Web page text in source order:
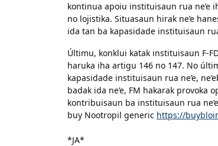
kontinua apoiu instituisaun rua ne’e
no lojistika. Situasaun hirak ne’e
ida tan ba kapasidade instituisaun
Últimu, konklui katak instituisaun F-
haruka iha artigu 146 no 147. No
kapasidade instituisaun rua ne’e,
badak ida ne’e, FM hakarak
kontribuisaun ba instituisaun rua
buy Nootropil generic https://
*JA*